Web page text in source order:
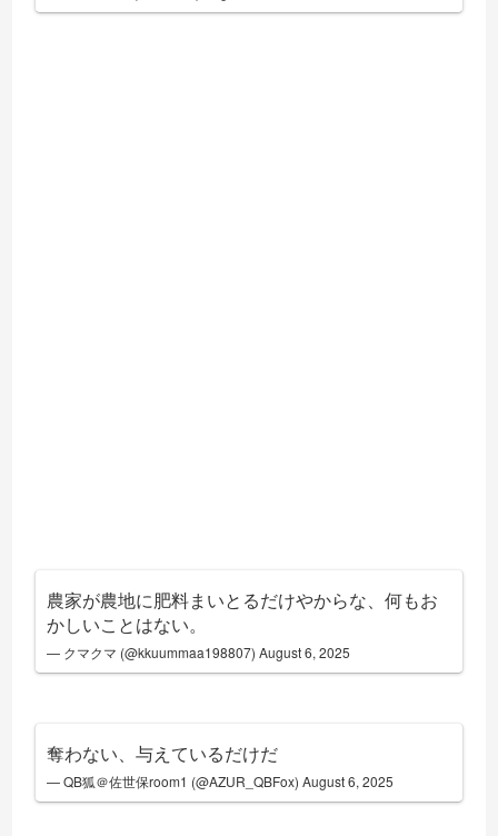
農家が農地に肥料まいとるだけやからな、何もお
かしいことはない。
— クマクマ (@kkuummaa198807)August 6, 2025
奪わない、与えているだけだ
— QB狐＠佐世保room1 (@AZUR_QBFox)August 6, 2025